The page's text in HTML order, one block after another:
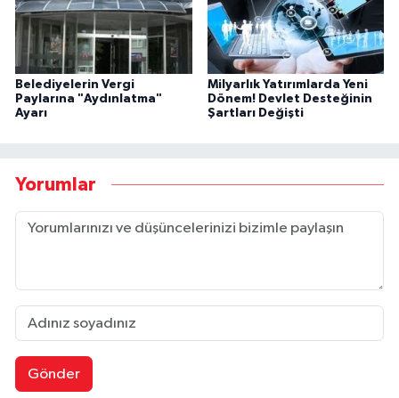
Belediyelerin Vergi
Paylarına "Aydınlatma"
Ayarı
Milyarlık Yatırımlarda Yeni
Dönem! Devlet Desteğinin
Şartları Değişti
Yorumlar
Gönder